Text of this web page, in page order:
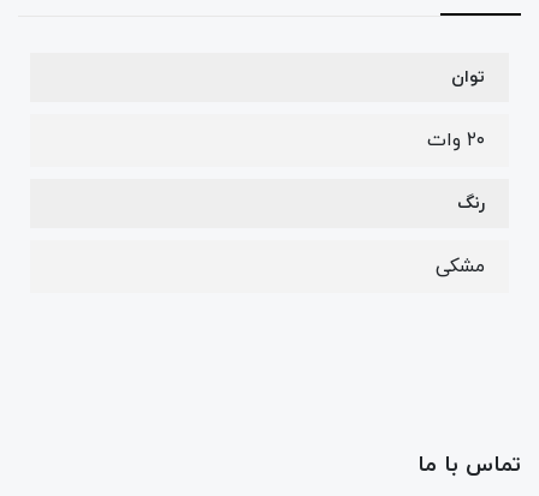
توان
۲۰ وات
رنگ
مشکی
تماس با ما